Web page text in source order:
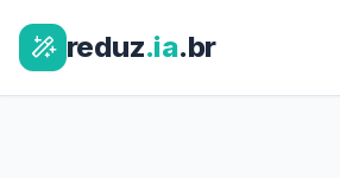
reduz.ia.br